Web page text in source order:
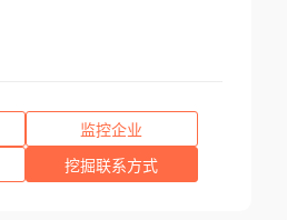
监控企业
挖掘联系方式